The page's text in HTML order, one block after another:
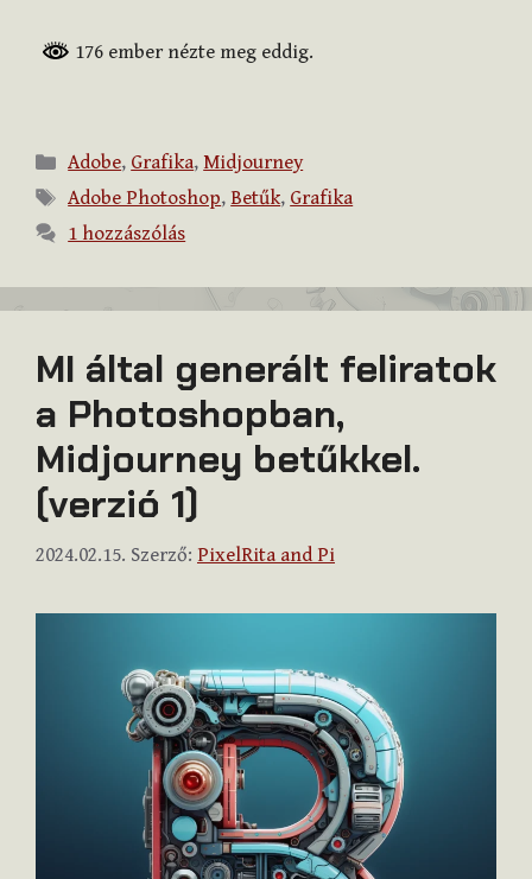
176 ember nézte meg eddig.
Kategória
Adobe, Grafika,Midjourney
Címkék
Adobe Photoshop,Betűk, Grafika
1 hozzászólás
MI által generált feliratok
a Photoshopban,
Midjourney betűkkel.
(verzió 1)
2024.02.15. Szerző: PixelRita and Pi